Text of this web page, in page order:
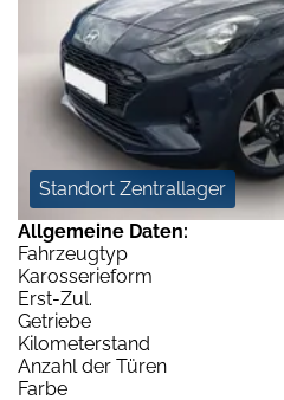
Standort Zentrallager
Allgemeine Daten:
Fahrzeugtyp
Karosserieform
Erst-Zul.
Getriebe
Kilometerstand
Anzahl der Türen
Farbe